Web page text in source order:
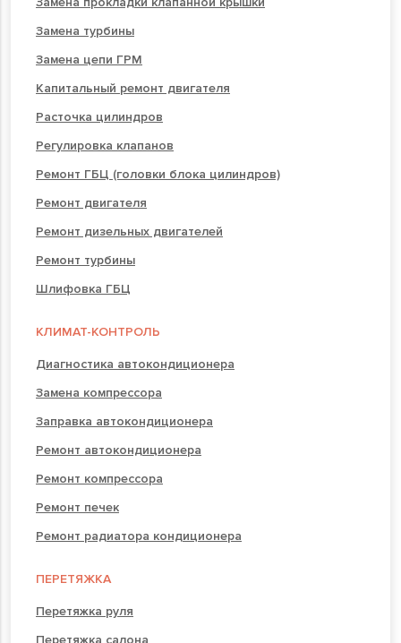
Замена турбины
Замена цепи ГРМ
Капитальный ремонт двигателя
Расточка цилиндров
Регулировка клапанов
Ремонт ГБЦ (головки блока цилиндров)
Ремонт двигателя
Ремонт дизельных двигателей
Ремонт турбины
Шлифовка ГБЦ
КЛИМАТ-КОНТРОЛЬ
Диагностика автокондиционера
Замена компрессора
Заправка автокондиционера
Ремонт автокондиционера
Ремонт компрессора
Ремонт печек
Ремонт радиатора кондиционера
ПЕРЕТЯЖКА
Перетяжка руля
Перетяжка салона